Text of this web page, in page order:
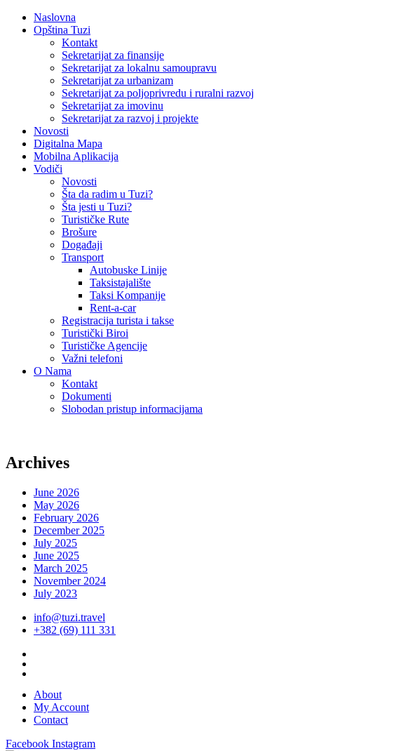
Naslovna
Opština Tuzi
Kontakt
Sekretarijat za finansije
Sekretarijat za lokalnu samoupravu
Sekretarijat za urbanizam
Sekretarijat za poljoprivredu i ruralni razvoj
Sekretarijat za imovinu
Sekretarijat za razvoj i projekte
Novosti
Digitalna Mapa
Mobilna Aplikacija
Vodiči
Novosti
Šta da radim u Tuzi?
Šta jesti u Tuzi?
Turističke Rute
Brošure
Događaji
Transport
Autobuske Linije
Taksistajalište
Taksi Kompanije
Rent-a-car
Registracija turista i takse
Turistički Biroi
Turističke Agencije
Važni telefoni
O Nama
Kontakt
Dokumenti
Slobodan pristup informacijama
Archives
June 2026
May 2026
February 2026
December 2025
July 2025
June 2025
March 2025
November 2024
July 2023
info@tuzi.travel
+382 (69) 111 331
About
My Account
Contact
Facebook Instagram